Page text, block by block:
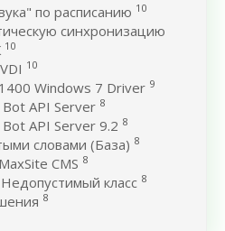
по расписанию 10
синхронизацию
10
10
Windows 7 Driver 9
API Server 8
API Server 9.2 8
словами (База) 8
CMS 8
класс 8
8